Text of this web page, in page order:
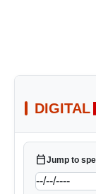
DIGITAL
calendar_todayJump to